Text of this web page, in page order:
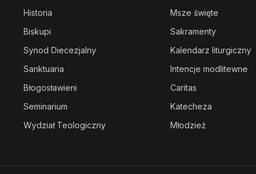
Historia
Biskupi
Synod Diecezjalny
Sanktuaria
Błogosławieni
Seminarium
Wydział Teologiczny
Msze święte
Sakramenty
Kalendarz liturgiczny
Intencje modlitewne
Caritas
Katecheza
Młodzież